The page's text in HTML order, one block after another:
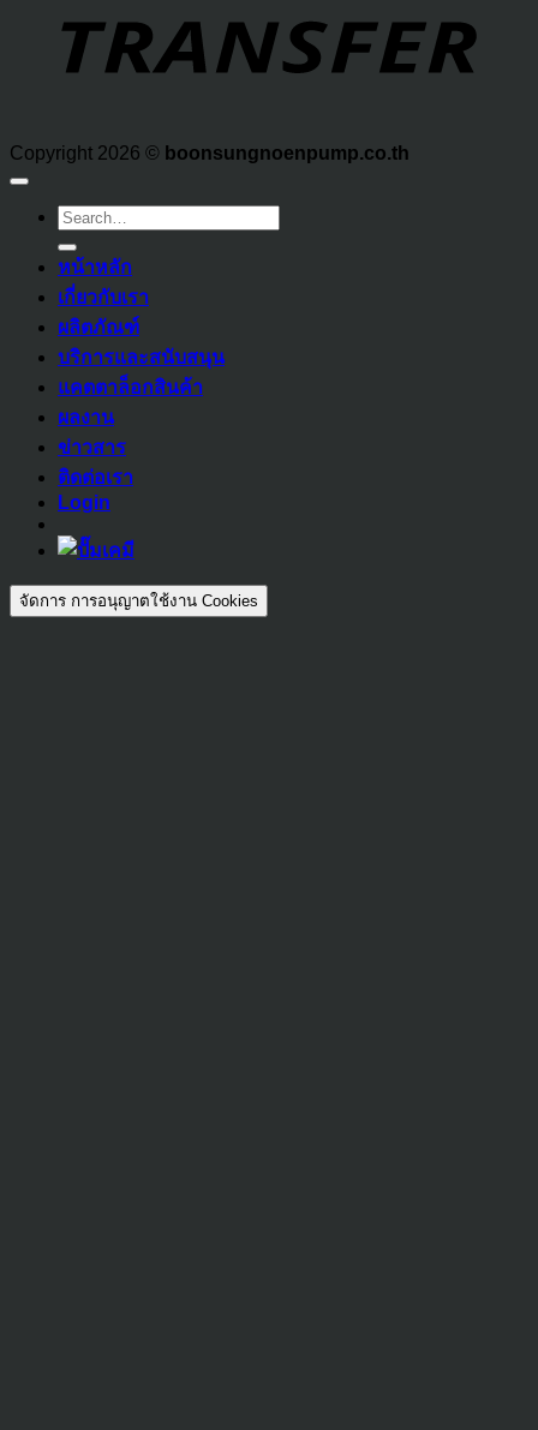
Copyright 2026 © boonsungnoenpump.co.th
Search
for:
หน้าหลัก
เกี่ยวกับเรา
ผลิตภัณฑ์
บริการและสนับสนุน
แคตตาล็อกสินค้า
ผลงาน
ข่าวสาร
ติดต่อเรา
Login
จัดการ การอนุญาตใช้งาน Cookies